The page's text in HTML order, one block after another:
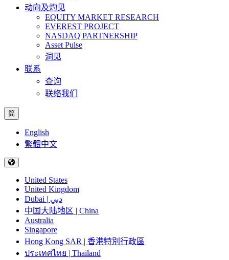
动向及灼见
EQUITY MARKET RESEARCH
EVEREST PROJECT
NASDAQ PARTNERSHIP
Asset Pulse
洞见
联系
查询
联络我们
简
English
繁體中文
United States
United Kingdom
Dubai | دبي
中国大陆地区 | China
Australia
Singapore
Hong Kong SAR | 香港特別行政區
ประเทศไทย | Thailand